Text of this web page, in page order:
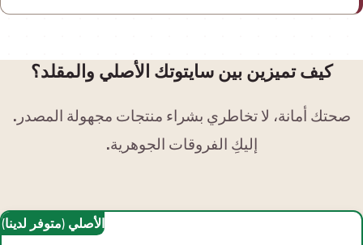
كيف تميزين بين سايتوتك الأصلي والمقلد؟
صحتك أمانة، لا تخاطري بشراء منتجات مجهولة المصدر.
إليكِ الفروقات الجوهرية.
الأصلي (متوفر لدينا)